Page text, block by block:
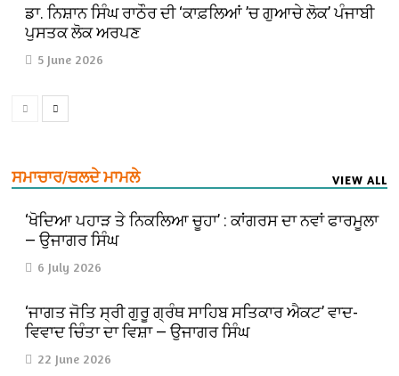
ਡਾ. ਨਿਸ਼ਾਨ ਸਿੰਘ ਰਾਠੌਰ ਦੀ ‘ਕਾਫ਼ਲਿਆਂ ’ਚ ਗੁਆਚੇ ਲੋਕ’ ਪੰਜਾਬੀ
ਪੁਸਤਕ ਲੋਕ ਅਰਪਣ
5 June 2026
ਸਮਾਚਾਰ/ਚਲਦੇ ਮਾਮਲੇ VIEW ALL
‘ਖੋਦਿਆ ਪਹਾੜ ਤੇ ਨਿਕਲਿਆ ਚੂਹਾ’ : ਕਾਂਗਰਸ ਦਾ ਨਵਾਂ ਫਾਰਮੂਲਾ
— ਉਜਾਗਰ ਸਿੰਘ
6 July 2026
‘ਜਾਗਤ ਜੋਤਿ ਸ੍ਰੀ ਗੁਰੂ ਗ੍ਰੰਥ ਸਾਹਿਬ ਸਤਿਕਾਰ ਐਕਟ’ ਵਾਦ-
ਵਿਵਾਦ ਚਿੰਤਾ ਦਾ ਵਿਸ਼ਾ — ਉਜਾਗਰ ਸਿੰਘ
22 June 2026